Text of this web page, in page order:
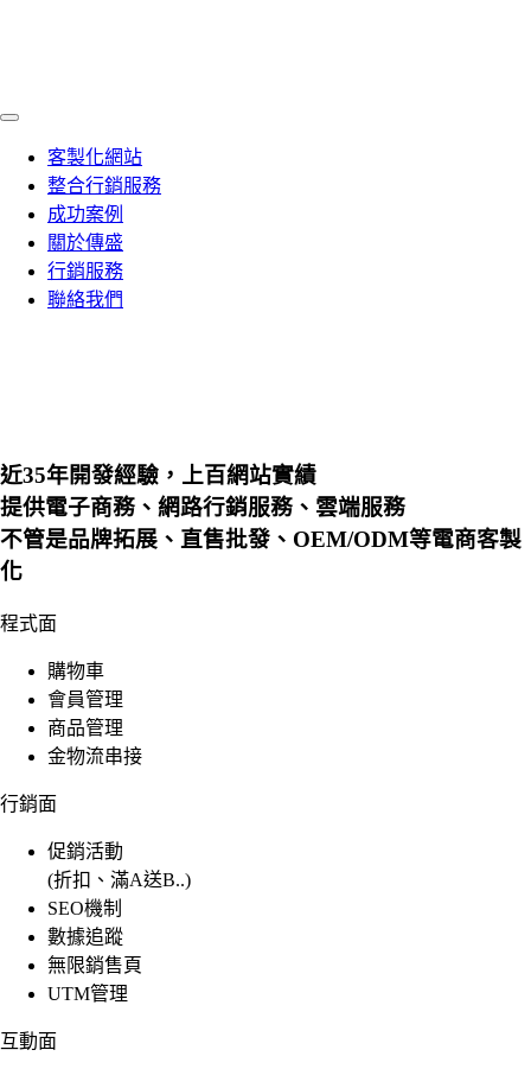
客製化網站
整合行銷服務
成功案例
關於傳盛
行銷服務
聯絡我們
近35年開發經驗，上百網站實績
提供電子商務、網路行銷服務、雲端服務
不管是品牌拓展、直售批發、OEM/ODM等電商客製
化
程式面
購物車
會員管理
商品管理
金物流串接
行銷面
促銷活動
(折扣、滿A送B..)
SEO機制
數據追蹤
無限銷售頁
UTM管理
互動面